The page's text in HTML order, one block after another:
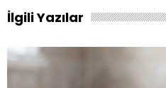
İlgili Yazılar